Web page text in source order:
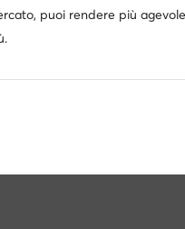
Stivali senza tacco
puoi rendere più